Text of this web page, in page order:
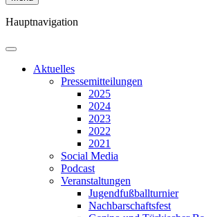
Hauptnavigation
Aktuelles
Presse­mitteilungen
2025
2024
2023
2022
2021
Social Media
Podcast
Veranstaltungen
Jugend­fußballturnier
Nachbarschafts­fest